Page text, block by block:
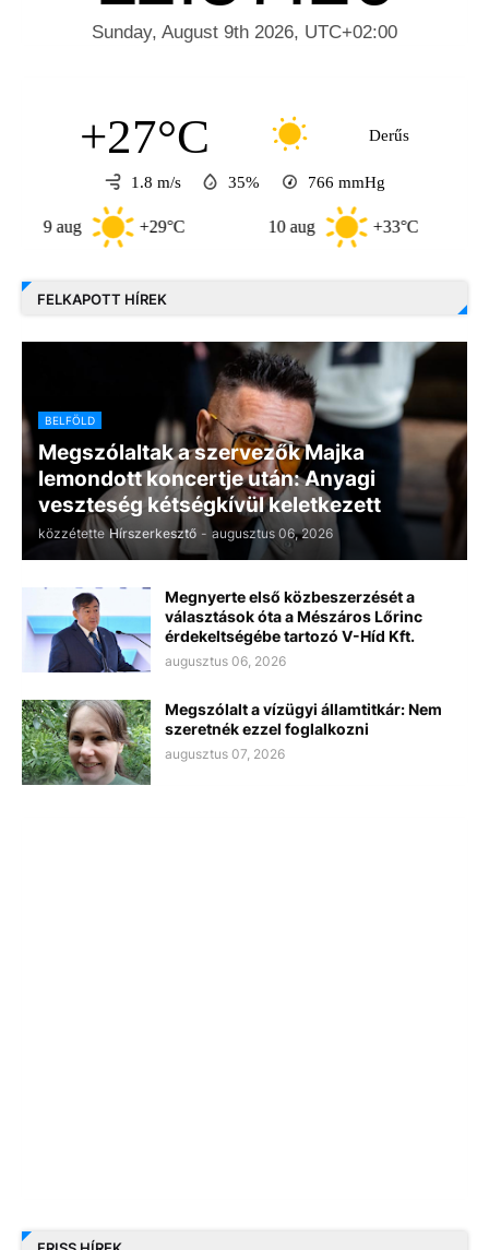
+27°C Derűs
1.8 m/s 35% 766 mmHg
+29°C +33°C
FELKAPOTT HÍREK
BELFÖLD
Megszólaltak a szervezők Majka
lemondott koncertje után: Anyagi
veszteség kétségkívül keletkezett
közzétette Hírszerkesztő - augusztus 06, 2026
Megnyerte első közbeszerzését a
választások óta a Mészáros Lőrinc
érdekeltségébe tartozó V-Híd Kft.
augusztus 06, 2026
Megszólalt a vízügyi államtitkár: Nem
szeretnék ezzel foglalkozni
augusztus 07, 2026